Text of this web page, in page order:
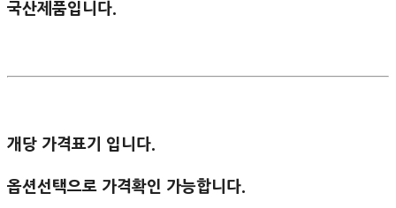
국산제품입니다.
개당 가격표기 입니다.
옵션선택으로 가격확인 가능합니다.